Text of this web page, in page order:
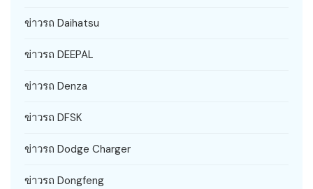
ข่าวรถ Daihatsu
ข่าวรถ DEEPAL
ข่าวรถ Denza
ข่าวรถ DFSK
ข่าวรถ Dodge Charger
ข่าวรถ Dongfeng